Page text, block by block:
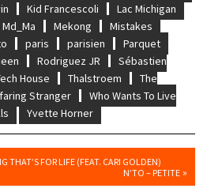
Kid Francescoli
Lac Michigan
Md_Ma Mekong
Mistakes
paris parisien
Parquet
Rodriguez JR
Sébastien
House Thalstroem
The
Stranger
Who Wants To Live
Yvette Horner
THAT’S FOR LIFE (FEAT. CARI GOLDEN)
N’TO – PETITE »